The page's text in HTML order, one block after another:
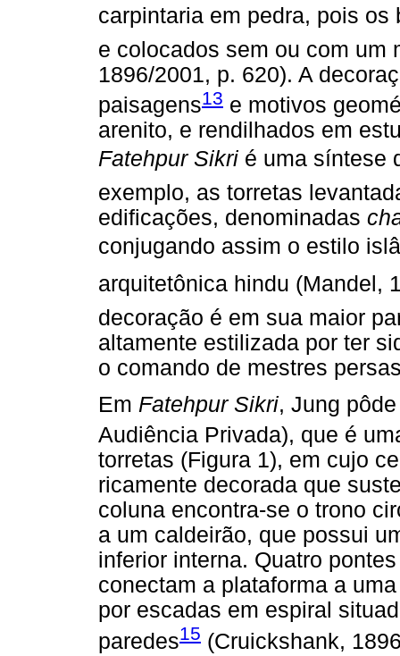
carpintaria em pedra, pois
e colocados sem ou com um
1896/2001, p. 620). A
paisagens13 e motivos
arenito, e rendilhados em
Fatehpur Sikri é uma síntese
exemplo, as torretas
edificações, denominadas
conjugando assim o estilo
arquitetônica hindu
decoração é em sua maior
altamente estilizada por ter
o comando de mestres
Em Fatehpur Sikri, Jung
Audiência Privada), que é
torretas (Figura 1), em cujo
ricamente decorada que
coluna encontra-se o trono
a um caldeirão, que possui
inferior interna. Quatro
conectam a plataforma a
por escadas em espiral
paredes15 (Cruickshank,